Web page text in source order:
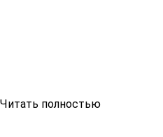
Читать полностью